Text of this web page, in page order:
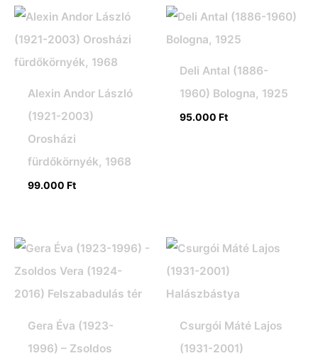
Alexin Andor László
(1921-2003)
Orosházi
fürdőkörnyék, 1968
99.000 Ft
Deli Antal (1886-
1960) Bologna, 1925
95.000 Ft
Gera Éva (1923-
1996) – Zsoldos
Csurgói Máté Lajos
(1931-2001)